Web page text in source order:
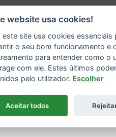
41º 34’ N
Longitude: 8º 24’ W
website usa cookies!
este site usa cookies essenciais
o seu bom funcionamento e
para entender como o
com ele. Estes últimos
pelo utilizador. Escolher
Aceitar todos